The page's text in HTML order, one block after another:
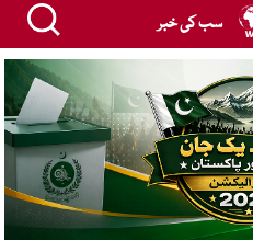
سب کی خبر